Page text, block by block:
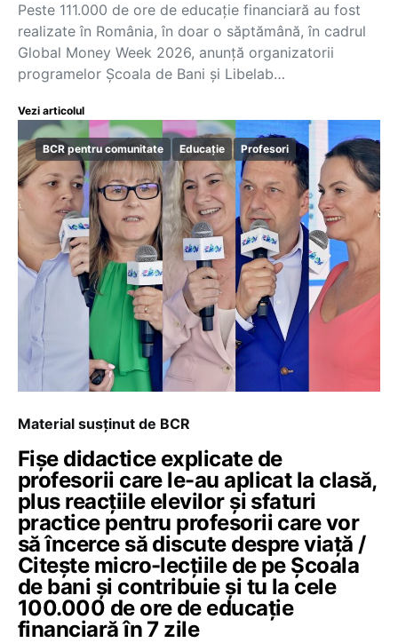
Peste 111.000 de ore de educație financiară au fost
realizate în România, în doar o săptămână, în cadrul
Global Money Week 2026, anunță organizatorii
programelor Școala de Bani și Libelab…
Vezi articolul
BCR pentru comunitate Educație Profesori
Material susținut de BCR
Fișe didactice explicate de
profesorii care le-au aplicat la clasă,
plus reacțiile elevilor și sfaturi
practice pentru profesorii care vor
să încerce să discute despre viață /
Citește micro-lecțiile de pe Școala
de bani și contribuie și tu la cele
100.000 de ore de educație
financiară în 7 zile